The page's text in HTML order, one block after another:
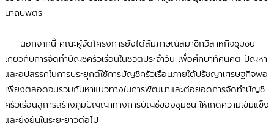
นาถบพิตร
นอกจากนี้ คณะผู้จัดโครงการยังได้สัมภาษณ์สมาชิกวิสาหกิจชุมชน
เกี่ยวกับการจัดทำบัญชีครัวเรือนในชีวิตประจำวัน เพื่อศึกษาทัศนคติ ปัญหา
และอุปสรรคในการประยุกต์ใช้การบัญชีครัวเรือนภายใต้ปรัชญาเศรษฐกิจพอ
เพียงตลอดจนร่วมกันหาแนวทางในการพัฒนาและต่อยอดการจัดทำบัญชี
ครัวเรือนสู่การสร้างภูมิปัญญาทางการบัญชีของชุมชน ให้เกิดความเข้มแข็ง
และยั่งยืนในระยะยาวต่อไป